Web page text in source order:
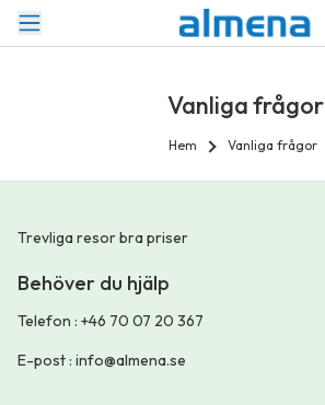
Vanliga frågor
Hem Vanliga frågor
Trevliga resor bra priser
Behöver du hjälp
Telefon : +46 70 07 20 367
E-post : info@almena.se